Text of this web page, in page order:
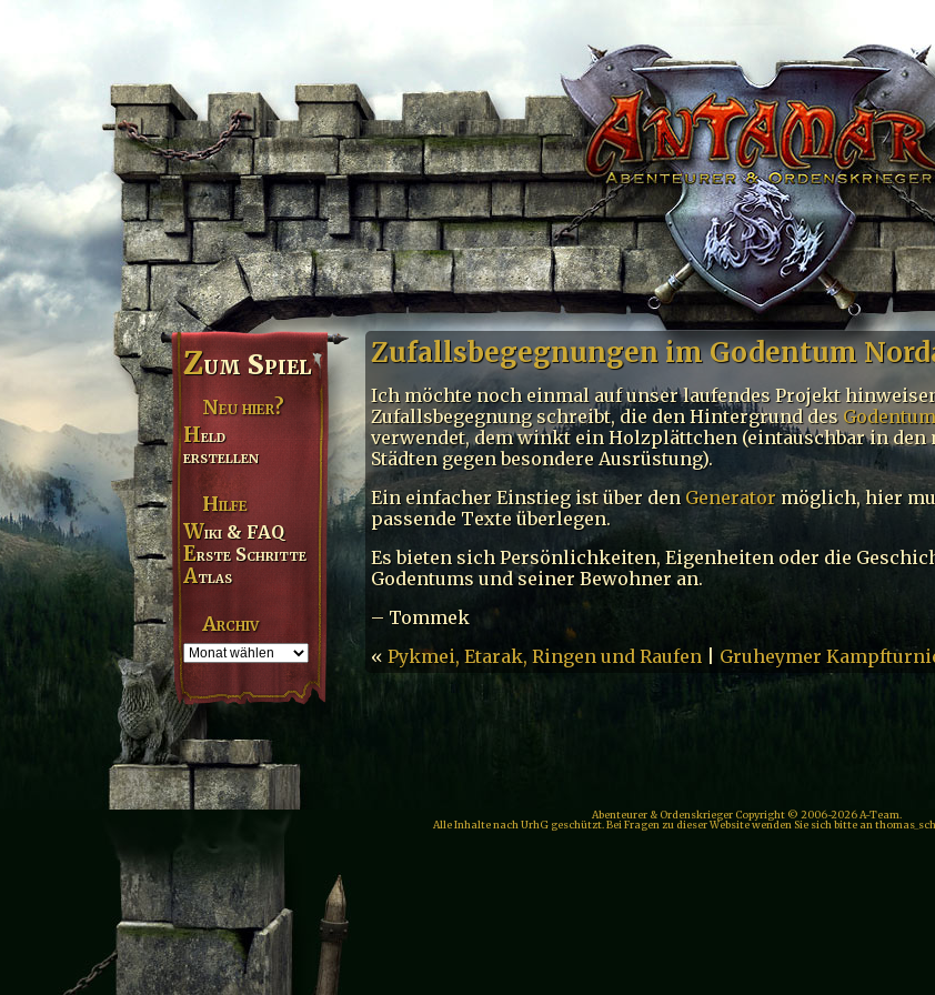
Zum Spiel
Neu hier?
Held
erstellen
Hilfe
Wiki & FAQ
Erste Schritte
Atlas
Archiv
Zufallsbegegnungen im Godentum
Ich möchte noch einmal auf unser laufendes Projekt
Zufallsbegegnung schreibt, die den Hintergrund des
verwendet, dem winkt ein Holzplättchen (eintauschbar in den
Städten gegen besondere Ausrüstung).
Ein einfacher Einstieg ist über den Generator möglich, hier
passende Texte überlegen.
Es bieten sich Persönlichkeiten, Eigenheiten oder die
Godentums und seiner Bewohner an.
– Tommek
« Pykmei, Etarak, Ringen und Raufen Gruheymer
Abenteurer & Ordenskrieger Copyright © 2006-2026 A-Team.
Alle Inhalte nach UrhG geschützt. Bei Fragen zu dieser Website wenden Sie sich bitte an